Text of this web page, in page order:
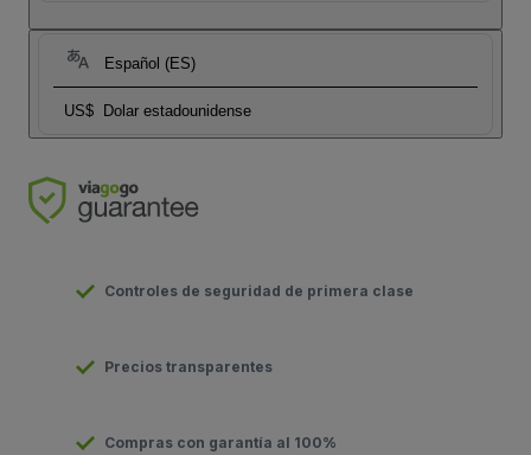
Español (ES)
US$ Dolar estadounidense
Controles de seguridad de primera clase
Precios transparentes
Compras con garantía al 100%